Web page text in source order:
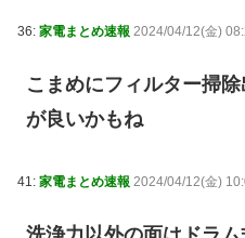
36: 家電まとめ速報 2024/04/12(金)
こまめにフィルター掃
が良いかもね
41: 家電まとめ速報 2024/04/12(金)